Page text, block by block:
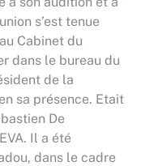
s’est tenue
Cabinet du
dans le bureau du
de la
sa présence. Etait
De
Il a été
dans le cadre